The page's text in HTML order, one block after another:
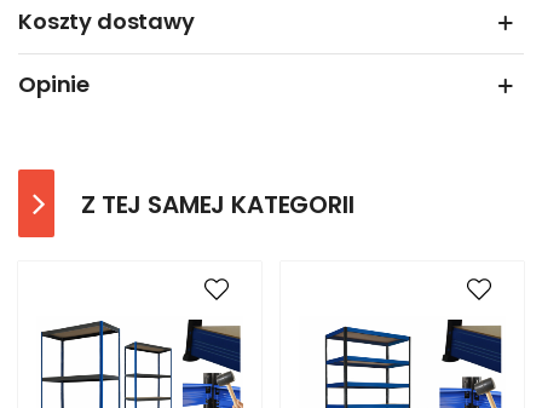
Koszty dostawy
Opinie
Z TEJ SAMEJ KATEGORII